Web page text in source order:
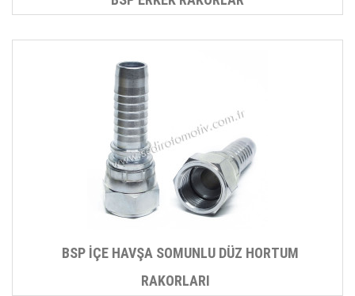
BSP İÇE HAVŞA SOMUNLU DÜZ HORTUM
RAKORLARI